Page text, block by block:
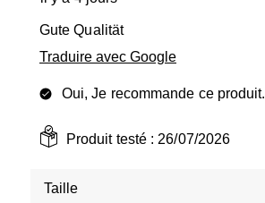
Gute Qualität
Traduire avec Google
Oui, Je recommande ce produit.
Produit testé :26/07/2026
Taille